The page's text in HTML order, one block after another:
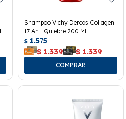
Shampoo Vichy Dercos Collagen
17 Anti Quiebre 200 Ml
$ 1.575
$ 1.339 $ 1.339